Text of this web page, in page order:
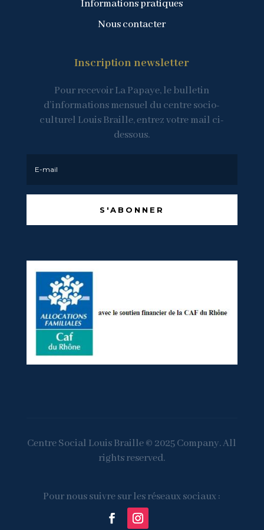
Informations pratiques
Nous contacter
Inscription newsletter
Pour recevoir La Papaye, le bulletin
d’informations mensuel du centre socio-
culturel Louis Braille, entrez votre mail ci-
dessous.
S'ABONNER
Centre Social Louis Braille © 2025 Company. All
rights reserved.
Pour nous suivre sur les réseaux sociaux :